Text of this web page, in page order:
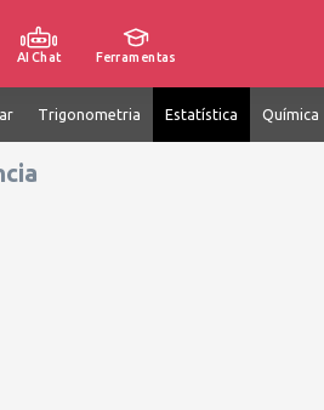
AI Chat Ferramentas
Trigonometria Estatística Química